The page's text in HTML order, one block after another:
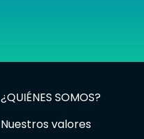
¿QUIÉNES SOMOS?
Nuestros valores